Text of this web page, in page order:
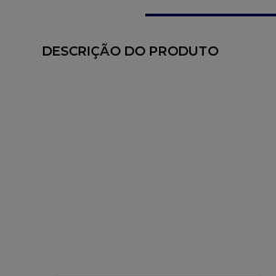
DESCRIÇÃO DO PRODUTO